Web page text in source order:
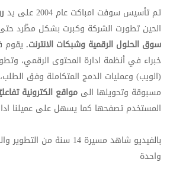
تم تأسيس سوفت امباكت عام 2004 على يد
الحين تطورت الشركة وكبرت بشكل مطّرد
سوق الحلول الرقمية وشبكات الانترنت. يقوم
خبراء في أنظمة ادارة المحتوى الرقمي،
(الويب) وعمليات الدمج المتكاملة وفق
مسبوقة وتحويلها الى مواقع الكترونية
المستخدم تصفحها كما يسهل على عميلنا
بالفيديو شاهد مسيرة 14 سنة
واحدة